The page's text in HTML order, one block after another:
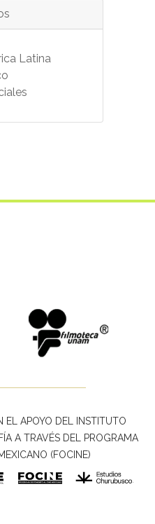
Latina
EL APOYO DEL INSTITUTO
A TRAVÉS DEL PROGRAMA
(FOCINE)